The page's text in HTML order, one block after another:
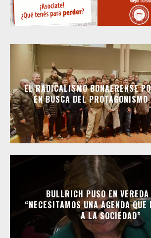
EL RADICALISMO BONAERENSE
EN BUSCA DEL
BULLRICH PUSO EN
“NECESITAMOS UNA AGENDA
A LA SOCIEDAD”